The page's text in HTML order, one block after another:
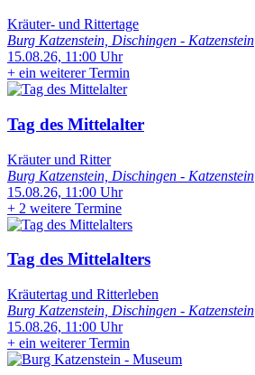
Kräuter- und Rittertage
Burg Katzenstein, Dischingen - Katzenstein
15.08.26, 11:00 Uhr
+ ein weiterer Termin
Tag des Mittelalter
Kräuter und Ritter
Burg Katzenstein, Dischingen - Katzenstein
15.08.26, 11:00 Uhr
+ 2 weitere Termine
Tag des Mittelalters
Kräutertag und Ritterleben
Burg Katzenstein, Dischingen - Katzenstein
15.08.26, 11:00 Uhr
+ ein weiterer Termin